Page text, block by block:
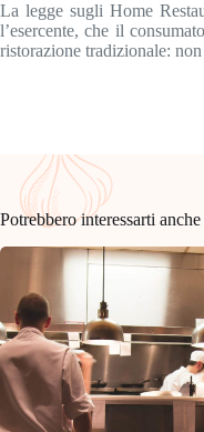
La legge sugli Home
l’esercente, che il
ristorazione tradizionale:
Potrebbero interessarti anche